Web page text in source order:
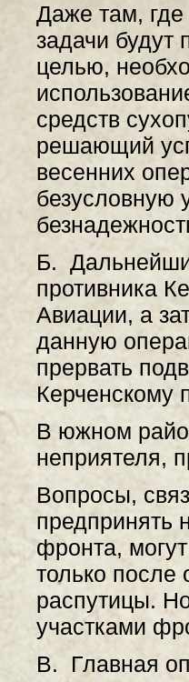
Даже там,
задачи будут
целью,
средств
решающий
весенних
безусловную
Б.
противника
Авиации, а
данную
прервать
Керченскому
В южном
неприятеля,
Вопросы,
предпринять
фронта,
только после
распутицы.
участками
В. Главная